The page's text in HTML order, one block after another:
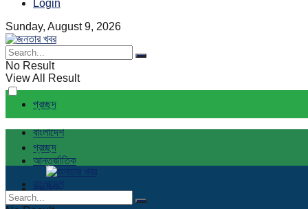
Login
Sunday, August 9, 2026
No Result
View All Result
প্রচ্ছদ
বাংলাদেশ
আন্তর্জাতিক
রাজনীতি
প্রচ্ছদ
বাংলাদেশ